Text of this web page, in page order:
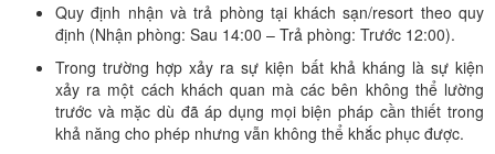
Quy định nhận và trả phòng tại khách sạn/resort theo quy
định (Nhận phòng: Sau 14:00 – Trả phòng: Trước 12:00).
Trong trường hợp xảy ra sự kiện bất khả kháng là sự kiện
xảy ra một cách khách quan mà các bên không thể lường
trước và mặc dù đã áp dụng mọi biện pháp cần thiết trong
khả năng cho phép nhưng vẫn không thể khắc phục được.